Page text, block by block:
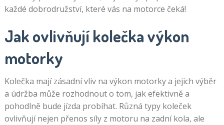
každé dobrodružství, které vás na motorce čeká!
Jak ovlivňují kolečka výkon
motorky
Kolečka mají zásadní vliv na výkon motorky a jejich výběr
a údržba může rozhodnout o tom, jak efektivně a
pohodlně bude jízda probíhat. Různá typy koleček
ovlivňují nejen přenos síly z motoru na zadní kola, ale